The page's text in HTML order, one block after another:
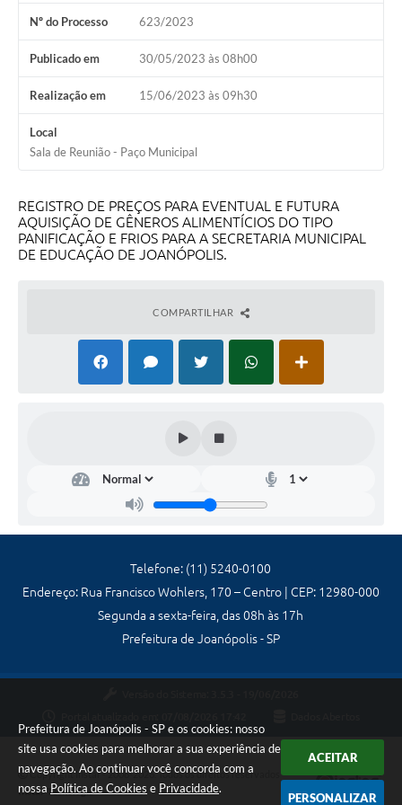
Prefeitura de Joanópolis - SP e os cookies: nosso
site usa cookies para melhorar a sua experiência de
navegação. Ao continuar você concorda com a
nossa Política de Cookies e Privacidade.
ACEITAR
PERSONALIZAR
Contas Públicas
Telefones Úteis
Nº do Processo 623/2023
Publicado em 30/05/2023 às 08h00
Realização em 15/06/2023 às 09h30
Local
Sala de Reunião - Paço Municipal
REGISTRO DE PREÇOS PARA EVENTUAL E FUTURA
AQUISIÇÃO DE GÊNEROS ALIMENTÍCIOS DO TIPO
PANIFICAÇÃO E FRIOS PARA A SECRETARIA MUNICIPAL
DE EDUCAÇÃO DE JOANÓPOLIS.
COMPARTILHAR
Telefone: (11) 5240-0100
Endereço: Rua Francisco Wohlers, 170 – Centro | CEP: 12980-000
Segunda a sexta-feira, das 08h às 17h
Prefeitura de Joanópolis - SP
Copyright Instar - 2006-2026. Todos os direitos reservados -
Instar Tecnologia